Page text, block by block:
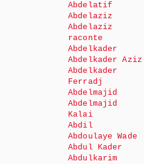
Abdelatif
Abdelaziz
Abdelaziz
raconte
Abdelkader
Abdelkader Aziz
Abdelkader
Ferradj
Abdelmajid
Abdelmajid
Kalai
Abdil
Abdoulaye Wade
Abdul Kader
Abdulkarim